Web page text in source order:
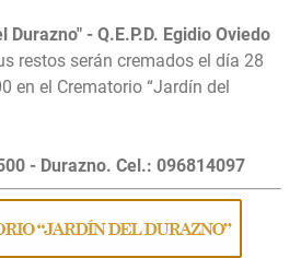
- Q.E.P.D. Egidio Oviedo
restos serán cremados el día 28
en el Crematorio “Jardín del
- Durazno. Cel.: 096814097